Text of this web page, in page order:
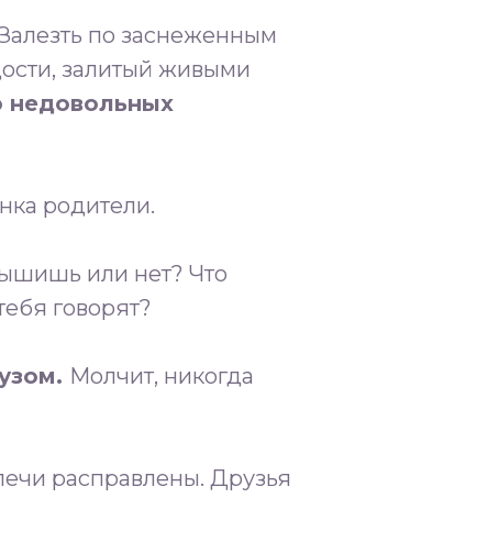
по заснеженным
залитый живыми
недовольных
родители.
или нет? Что
говорят?
Молчит, никогда
расправлены. Друзья